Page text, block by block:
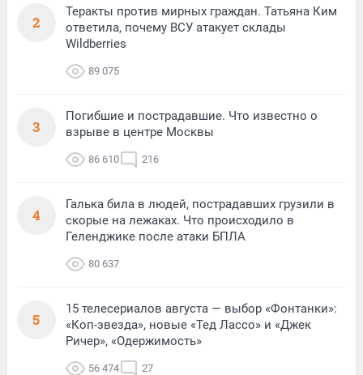
2
Теракты против мирных граждан. Татьяна Ким
ответила, почему ВСУ атакует склады
Wildberries
89 075
3
Погибшие и пострадавшие. Что известно о
взрыве в центре Москвы
86 610 216
4
Галька била в людей, пострадавших грузили в
скорые на лежаках. Что происходило в
Геленджике после атаки БПЛА
80 637
5
15 телесериалов августа — выбор «Фонтанки»:
«Коп-звезда», новые «Тед Лассо» и «Джек
Ричер», «Одержимость»
56 474 27